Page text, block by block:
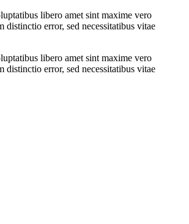
libero amet sint maxime vero
distinctio error, sed necessitatibus vitae
libero amet sint maxime vero
distinctio error, sed necessitatibus vitae